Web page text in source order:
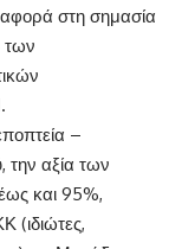
στη σημασία
των
–
αξία των
και 95%,
(ιδιώτες,